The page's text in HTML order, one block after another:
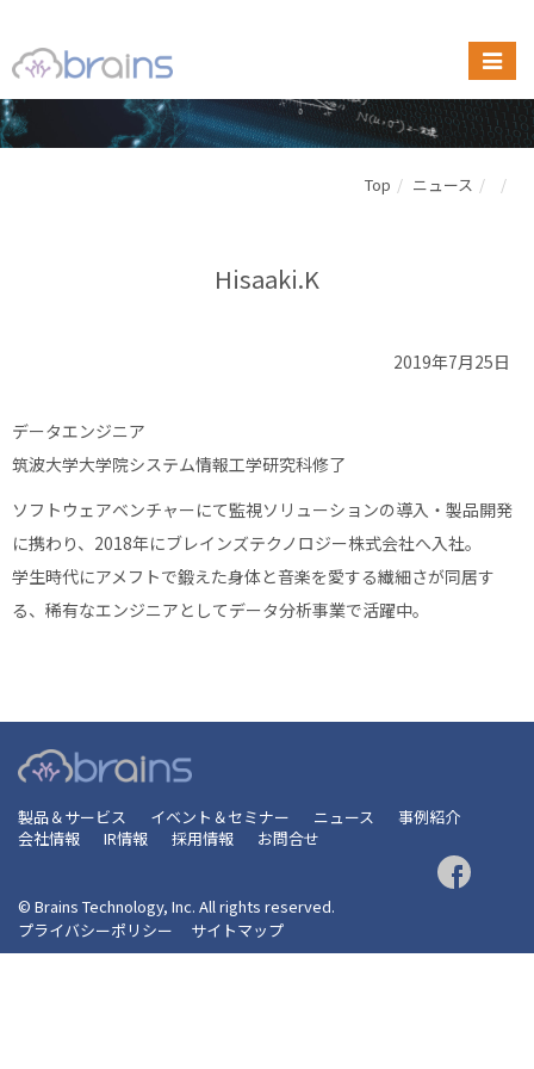
Top ニュース
Hisaaki.K
2019年7月25日
データエンジニア
筑波大学大学院システム情報工学研究科修了
ソフトウェアベンチャーにて監視ソリューションの導入・製品開発
に携わり、2018年にブレインズテクノロジー株式会社へ入社。
学生時代にアメフトで鍛えた身体と音楽を愛する繊細さが同居す
る、稀有なエンジニアとしてデータ分析事業で活躍中。
製品＆サービス イベント＆セミナー ニュース
事例紹介
会社情報
IR情報 採用情報 お問合せ
© Brains Technology, Inc. All rights reserved.
プライバシーポリシー
サイトマップ